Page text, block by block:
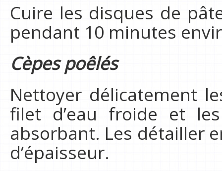
Cuire les disques de
pendant 10 minutes
Cèpes poêlés
Nettoyer délicatement
filet d’eau froide et
absorbant. Les détailler
d’épaisseur.